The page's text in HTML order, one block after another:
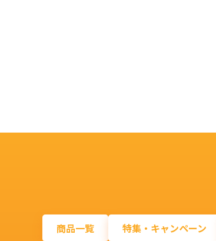
商品一覧 特集・キャンペーン